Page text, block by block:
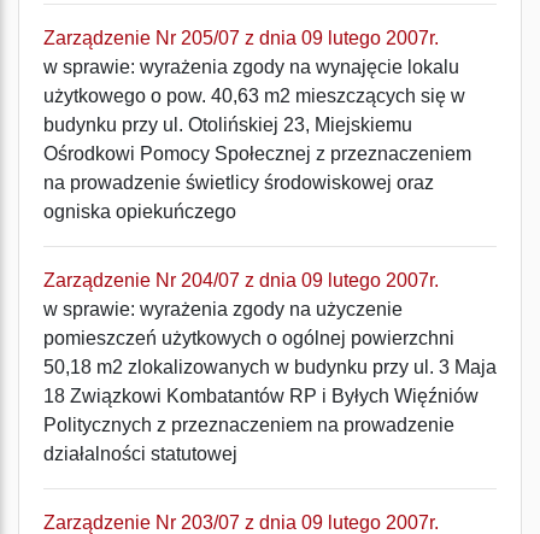
Zarządzenie Nr 205/07 z dnia 09 lutego 2007r.
w sprawie: wyrażenia zgody na wynajęcie lokalu
użytkowego o pow. 40,63 m2 mieszczących się w
budynku przy ul. Otolińskiej 23, Miejskiemu
Ośrodkowi Pomocy Społecznej z przeznaczeniem
na prowadzenie świetlicy środowiskowej oraz
ogniska opiekuńczego
Zarządzenie Nr 204/07 z dnia 09 lutego 2007r.
w sprawie: wyrażenia zgody na użyczenie
pomieszczeń użytkowych o ogólnej powierzchni
50,18 m2 zlokalizowanych w budynku przy ul. 3 Maja
18 Związkowi Kombatantów RP i Byłych Więźniów
Politycznych z przeznaczeniem na prowadzenie
działalności statutowej
Zarządzenie Nr 203/07 z dnia 09 lutego 2007r.